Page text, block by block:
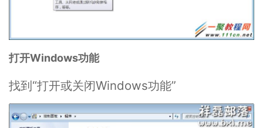
打开Windows功能
找到“打开或关闭Windows功能”